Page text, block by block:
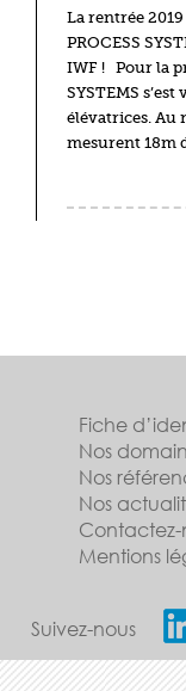
La rentrée
PROCESS
IWF ! Pour la
SYSTEMS
élévatrices. Au
mesurent 18m
Fiche
Nos
Nos
Nos
Contactez-
Mentions
Suivez-nous